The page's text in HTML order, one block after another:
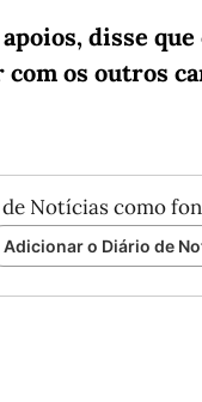
disse
com os outros
Notícias como
Adicionar o Diário de